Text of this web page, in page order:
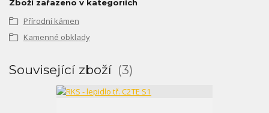
Zboží zařazeno v kategoriích
Přírodní kámen
Kamenné obklady
Související zboží 3